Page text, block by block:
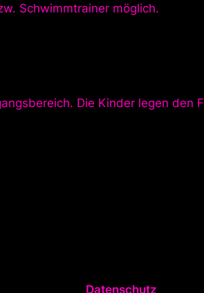
Schwimmtrainer möglich.
Die Kinder legen den
Datenschutz